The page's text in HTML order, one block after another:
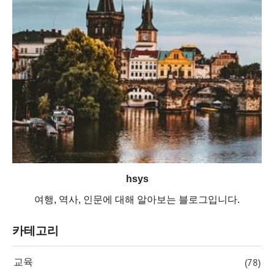
hsys
여행, 역사, 인문에 대해 알아보는 블로그입니다.
카테고리
교육 (78)